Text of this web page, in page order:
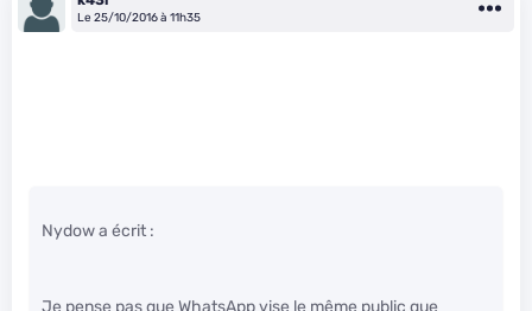
Le 25/10/2016 à 11h35
Nydow a écrit :
Je pense pas que WhatsApp vise le même public que